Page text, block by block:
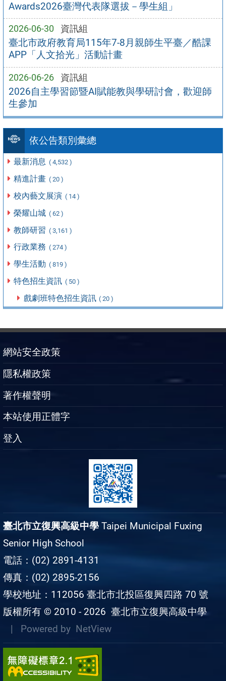
Awards2026臺灣代表隊選拔－學生組」
2026-06-30 資訊組
臺北市政府教育局115年7-8月親師生平臺／酷課
APP「人文拾光」活動計畫
2026-06-26 資訊組
2026自主學習節暨AI賦能教與學研討會，歡迎師
生參加
依公告類別彙總
最新消息 ( 4,532 )
精進計畫 ( 20 )
校內藝文展演 ( 14 )
榮耀山城 ( 62 )
教師研習 ( 3,161 )
行政業務 ( 274 )
學生活動 ( 819 )
特色招生資訊 ( 50 )
戲劇班特色招生資訊 ( 20 )
網站安全政策
隱私權政策
著作權聲明
本站使用正體字
登入
臺北市立復興高級中學 Taipei Municipal Fuxing
Senior High School
電話：(02) 2891-4131
傳真：(02) 2895-2156
學校地址：112056 臺北市北投區復興四路 70 號
版權所有 © 2010 - 2026 臺北市立復興高級中學
| Powered by NetView